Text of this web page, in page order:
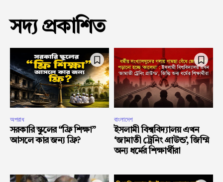
সদ্য প্রকাশিত
অপরাধ
সরকারি স্কুলের “ফ্রি শিক্ষা”
আসলে কার জন্য ফ্রি?
বাংলাদেশ
ইসলামী বিশ্ববিদ্যালয় এখন
‘জামাতী ট্রেনিং গ্রাউন্ড’, জিম্মি
অন্য ধর্মের শিক্ষার্থীরা